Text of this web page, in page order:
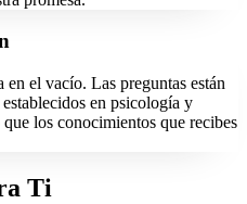
el vacío. Las preguntas están
en psicología y
los conocimientos que recibes
Ti